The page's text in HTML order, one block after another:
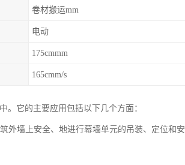
卷材搬运mm
电动
175cmmm
165cmm/s
。它的主要应用包括以下几个方面：
外墙上安全、地进行幕墙单元的吊装、定位和安